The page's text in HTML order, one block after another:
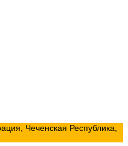
Чеченская Республика,